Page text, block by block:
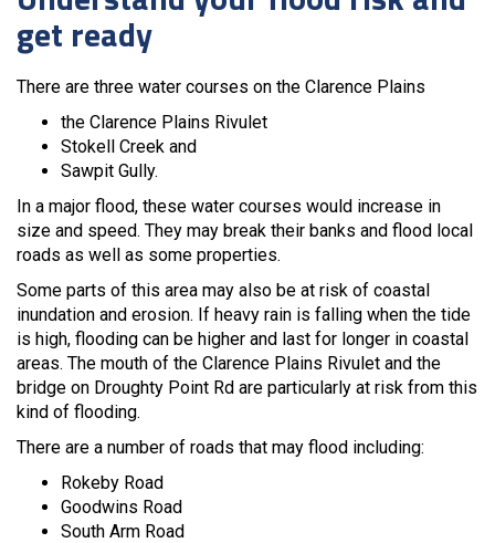
get ready
There are three water courses on the Clarence Plains
the Clarence Plains Rivulet
Stokell Creek and
Sawpit Gully.
In a major flood, these water courses would increase in
size and speed. They may break their banks and flood local
roads as well as some properties.
Some parts of this area may also be at risk of coastal
inundation and erosion. If heavy rain is falling when the tide
is high, flooding can be higher and last for longer in coastal
areas. The mouth of the Clarence Plains Rivulet and the
bridge on Droughty Point Rd are particularly at risk from this
kind of flooding.
There are a number of roads that may flood including:
Rokeby Road
Goodwins Road
South Arm Road